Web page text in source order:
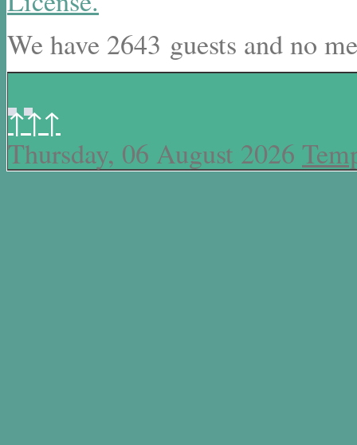
We have 2643 guests and no
↑↑↑
Thursday, 06 August 2026